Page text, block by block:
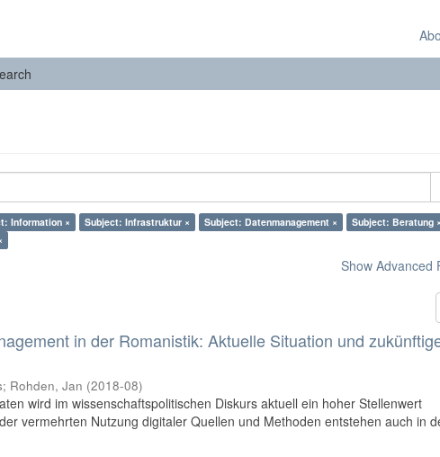
Information × Subject: Infrastruktur × Subject: Datenmanagement ×
Subject: Beratung ×
Show Advanced
in der Romanistik: Aktuelle Situation und
; Rohden, Jan (2018-08)
wird im wissenschaftspolitischen Diskurs aktuell ein hoher Stellenwert
vermehrten Nutzung digitaler Quellen und Methoden entstehen auch in